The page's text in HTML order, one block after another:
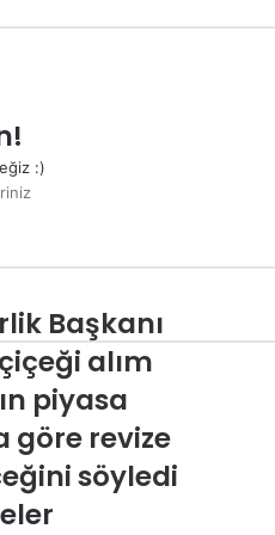
:)
Başkanı
alım
piyasa
göre revize
söyledi